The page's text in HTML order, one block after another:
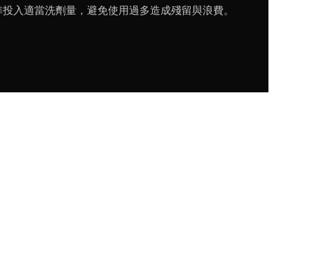
入適當洗劑量，避免使用過多造成殘留與浪費。